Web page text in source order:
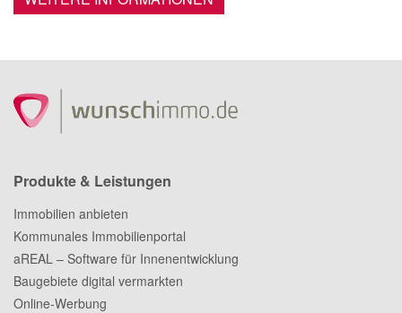
Produkte & Leistungen
Immobilien anbieten
Kommunales Immobilienportal
aREAL – Software für Innenentwicklung
Baugebiete digital vermarkten
Online-Werbung